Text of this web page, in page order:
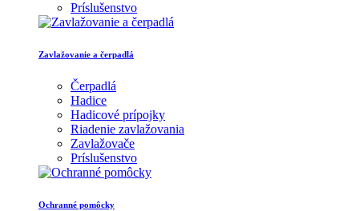
Príslušenstvo
Zavlažovanie a čerpadlá
Čerpadlá
Hadice
Hadicové prípojky
Riadenie zavlažovania
Zavlažovače
Príslušenstvo
Ochranné pomôcky